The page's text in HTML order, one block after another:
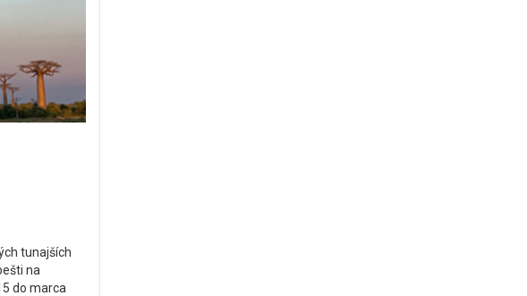
tunajších
na
do marca